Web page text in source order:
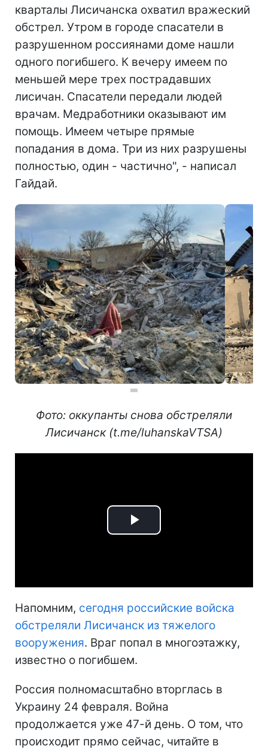
кварталы Лисичанска охватил вражеский
обстрел. Утром в городе спасатели в
разрушенном россиянами доме нашли
одного погибшего. К вечеру имеем по
меньшей мере трех пострадавших
лисичан. Спасатели передали людей
врачам. Медработники оказывают им
помощь. Имеем четыре прямые
попадания в дома. Три из них разрушены
полностью, один - частично", - написал
Гайдай.
Фото: оккупанты снова обстреляли
Лисичанск (t.me/luhanskaVTSA)
Play
Напомним, сегодня российские войска
обстреляли Лисичанск из тяжелого
вооружения. Враг попал в многоэтажку,
известно о погибшем.
Россия полномасштабно вторглась в
Украину 24 февраля. Война
продолжается уже 47-й день. О том, что
происходит прямо сейчас, читайте в